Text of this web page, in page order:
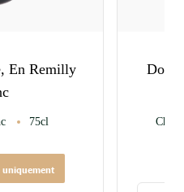
En Remilly
75cl
uniquement